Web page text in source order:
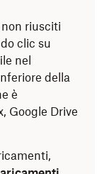
riusciti
clic su
nel
della
è
Google Drive